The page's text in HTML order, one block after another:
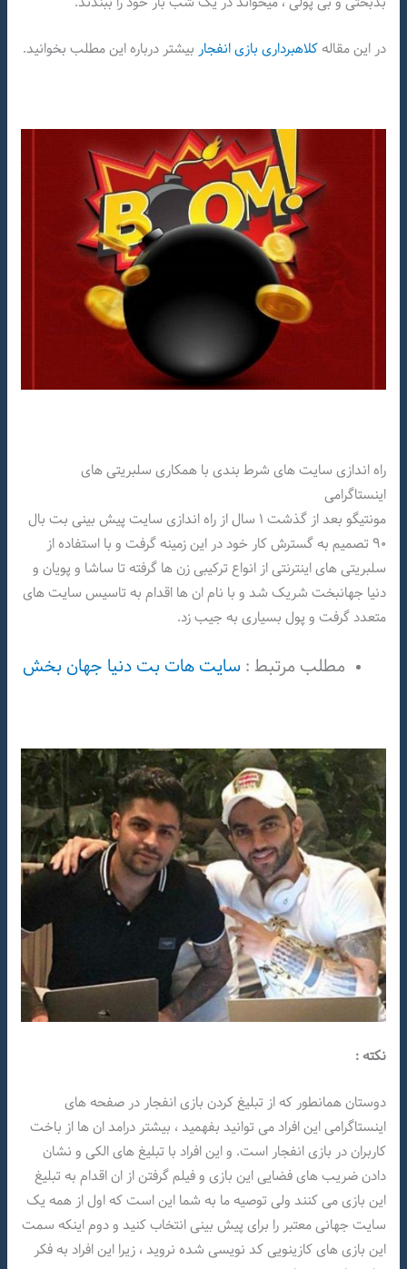
در این مقالهکلاهبرداری بازی انفجار بیشتر درباره این مطلب بخوانید.
راه اندازی سایت های شرط بندی با همکاری سلبریتی های
اینستاگرامی
مونتیگو بعد از گذشت ۱ سال از راه اندازی سایت پیش بینی بت بال
۹۰ تصمیم به گسترش کار خود در این زمینه گرفت و با استفاده از
سلبریتی های اینترنتی از انواع ترکیبی زن ها گرفته تا ساشا و پویان و
دنیا جهانبخت شریک شد و با نام ان ها اقدام به تاسیس سایت های
متعدد گرفت و پول بسیاری به جیب زد.
مطلب مرتبط : سایت هات بت دنیا جهان بخش
نکته :
دوستان همانطور که از تبلیغ کردن بازی انفجار در صفحه های
اینستاگرامی این افراد می توانید بفهمید ، بیشتر درامد ان ها از باخت
کاربران در بازی انفجار است. و این افراد با تبلیغ های الکی و نشان
دادن ضریب های فضایی این بازی و فیلم گرفتن از ان اقدام به تبلیغ
این بازی می کنند ولی توصیه ما به شما این است که اول از همه یک
سایت جهانی معتبر را برای پیش بینی انتخاب کنید و دوم اینکه سمت
این بازی های کازینویی کد نویسی شده نروید ، زیرا این افراد به فکر